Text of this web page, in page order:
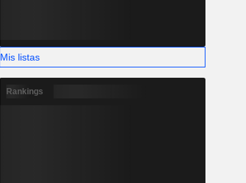
Mis listas
Rankings